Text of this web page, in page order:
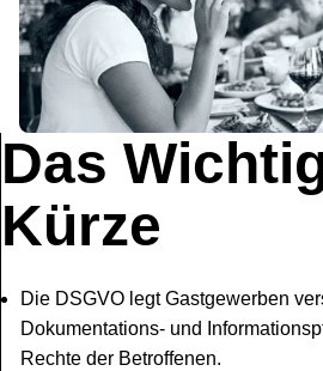
Das
Kürze
Die DSGVO legt Gastgewerben
Dokumentations- und
Rechte der Betroffenen.